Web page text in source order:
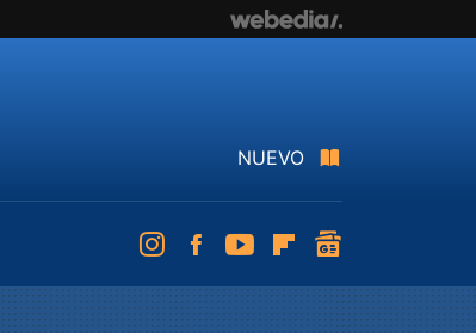
NUEVO
InstagramFacebookYoutubeFlipboard